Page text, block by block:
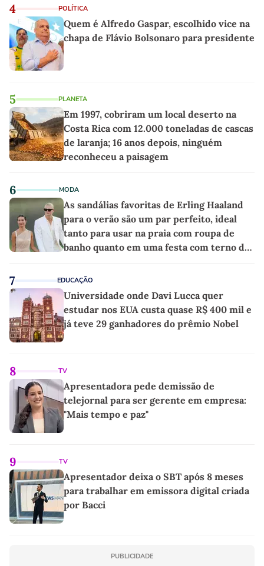
4 POLÍTICA
Quem é Alfredo Gaspar, escolhido vice na
chapa de Flávio Bolsonaro para presidente
5 PLANETA
Em 1997, cobriram um local deserto na
Costa Rica com 12.000 toneladas de cascas
de laranja; 16 anos depois, ninguém
reconheceu a paisagem
6 MODA
As sandálias favoritas de Erling Haaland
para o verão são um par perfeito, ideal
tanto para usar na praia com roupa de
banho quanto em uma festa com terno de
7 EDUCAÇÃO
Universidade onde Davi Lucca quer
estudar nos EUA custa quase R$ 400 mil e
já teve 29 ganhadores do prêmio Nobel
8 TV
Apresentadora pede demissão de
telejornal para ser gerente em empresa:
"Mais tempo e paz"
9 TV
Apresentador deixa o SBT após 8 meses
para trabalhar em emissora digital criada
por Bacci
PUBLICIDADE